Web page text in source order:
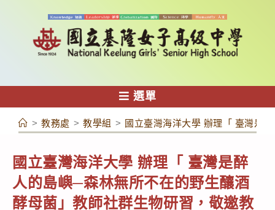
容
選單
> 教務處 > 教學組 > 國立臺灣海洋大學 辦理「 臺灣是
國立臺灣海洋大學 辦理「 臺灣是醉
人的島嶼─森林無所不在的野生釀酒
酵母菌」教師社群生物研習，敬邀教